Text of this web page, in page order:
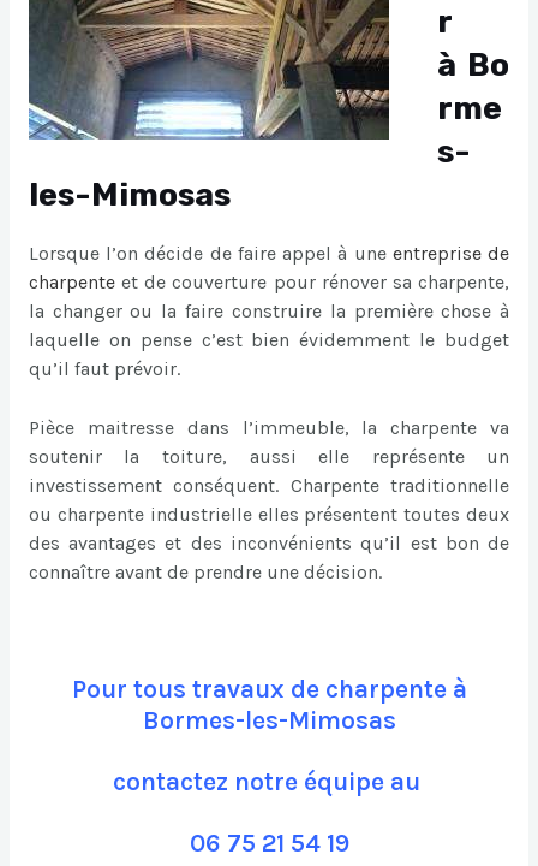
r
à Bo
rme
s-
les-Mimosas
Lorsque l’on décide de faire appel à une entreprise de
charpenteet de couverture pour rénover sa charpente,
la changer ou la faire construire la première chose à
laquelle on pense c’est bien évidemment le budget
qu’il faut prévoir.
Pièce maitresse dans l’immeuble, la charpente va
soutenir la toiture, aussi elle représente un
investissement conséquent. Charpente traditionnelle
ou charpente industrielle elles présentent toutes deux
des avantages et des inconvénients qu’il est bon de
connaître avant de prendre une décision.
Pour tous travaux de charpente à
Bormes-les-Mimosas
contactez notre équipe au
06 75 21 54 19